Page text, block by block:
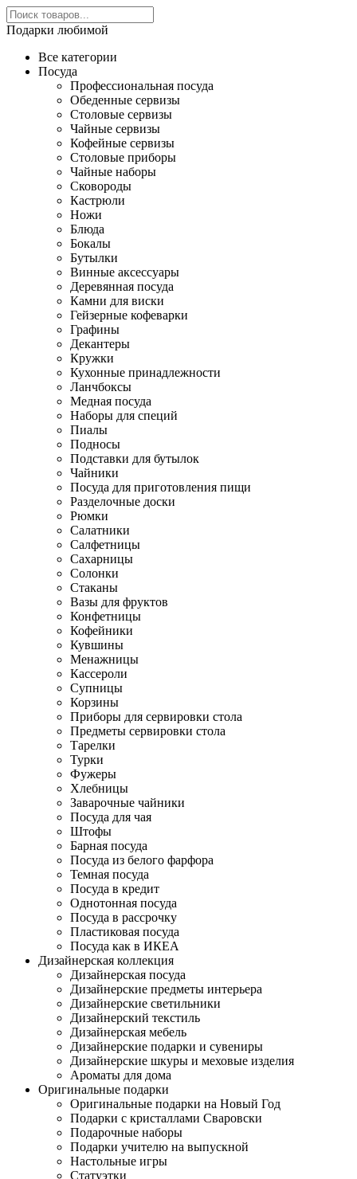
Подарки любимой
Все категории
Посуда
Профессиональная посуда
Обеденные сервизы
Столовые сервизы
Чайные сервизы
Кофейные сервизы
Столовые приборы
Чайные наборы
Сковороды
Кастрюли
Ножи
Блюда
Бокалы
Бутылки
Винные аксессуары
Деревянная посуда
Камни для виски
Гейзерные кофеварки
Графины
Декантеры
Кружки
Кухонные принадлежности
Ланчбоксы
Медная посуда
Наборы для специй
Пиалы
Подносы
Подставки для бутылок
Чайники
Посуда для приготовления пищи
Разделочные доски
Рюмки
Салатники
Салфетницы
Сахарницы
Солонки
Стаканы
Вазы для фруктов
Конфетницы
Кофейники
Кувшины
Менажницы
Кассероли
Супницы
Корзины
Приборы для сервировки стола
Предметы сервировки стола
Тарелки
Турки
Фужеры
Хлебницы
Заварочные чайники
Посуда для чая
Штофы
Барная посуда
Посуда из белого фарфора
Темная посуда
Посуда в кредит
Однотонная посуда
Посуда в рассрочку
Пластиковая посуда
Посуда как в ИКЕА
Дизайнерская коллекция
Дизайнерская посуда
Дизайнерские предметы интерьера
Дизайнерские светильники
Дизайнерский текстиль
Дизайнерская мебель
Дизайнерские подарки и сувениры
Дизайнерские шкуры и меховые изделия
Ароматы для дома
Оригинальные подарки
Оригинальные подарки на Новый Год
Подарки с кристаллами Сваровски
Подарочные наборы
Подарки учителю на выпускной
Настольные игры
Статуэтки